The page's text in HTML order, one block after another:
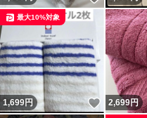
1,699円 いいね！
最大10%対象
2,699円